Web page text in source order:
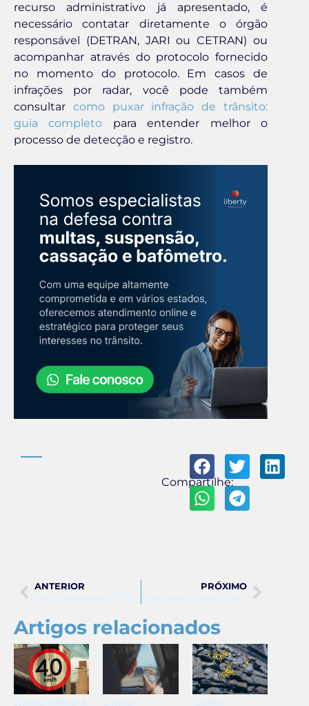
recurso administrativo já apresentado, é
necessário contatar diretamente o órgão
responsável (DETRAN, JARI ou CETRAN) ou
acompanhar através do protocolo fornecido
no momento do protocolo. Em casos de
infrações por radar, você pode também
consultar como puxar infração de trânsito:
guia completo para entender melhor o
processo de detecção e registro.
Compartilhe:
ANTERIOR PRÓXIMO
Artigos relacionados